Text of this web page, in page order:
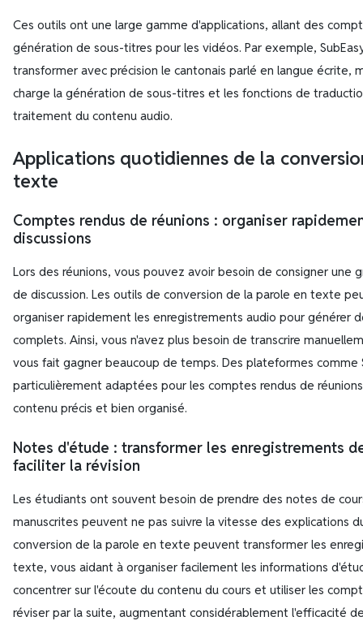
Ces outils ont une large gamme d'applications, allant des
génération de sous-titres pour les vidéos. Par exemple,
transformer avec précision le cantonais parlé en langue écrite,
charge la génération de sous-titres et les fonctions de
traitement du contenu audio.
Applications quotidiennes de la
texte
Comptes rendus de réunions : organiser
discussions
Lors des réunions, vous pouvez avoir besoin de consigner une
de discussion. Les outils de conversion de la parole en texte
organiser rapidement les enregistrements audio pour générer
complets. Ainsi, vous n'avez plus besoin de transcrire
vous fait gagner beaucoup de temps. Des plateformes comme
particulièrement adaptées pour les comptes rendus de
contenu précis et bien organisé.
Notes d'étude : transformer les enregistrements
faciliter la révision
Les étudiants ont souvent besoin de prendre des notes de
manuscrites peuvent ne pas suivre la vitesse des explications
conversion de la parole en texte peuvent transformer les
texte, vous aidant à organiser facilement les informations
concentrer sur l'écoute du contenu du cours et utiliser les
réviser par la suite, augmentant considérablement l'efficacité